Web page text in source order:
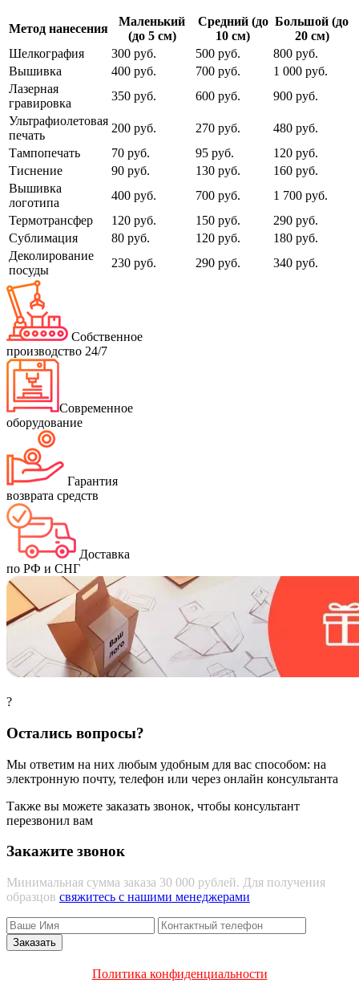
Метод нанесения
Маленький
(до 5 см)
Средний (до
10 см)
Большой (до
20 см)
Шелкография
300 руб. 500 руб.
800 руб.
Вышивка
400 руб. 700 руб.
1 000 руб.
Лазерная
гравировка
350 руб. 600 руб.
900 руб.
Ультрафиолетовая
печать
200 руб. 270 руб.
480 руб.
Тампопечать
70 руб. 95 руб.
120 руб.
Тиснение
90 руб. 130 руб.
160 руб.
Вышивка
логотипа
400 руб. 700 руб.
1 700 руб.
Термотрансфер
120 руб. 150 руб.
290 руб.
Сублимация
80 руб. 120 руб.
180 руб.
Деколирование
посуды
230 руб. 290 руб. 340 руб.
Собственное
производство 24/7
Современное
оборудование
Гарантия
возврата средств
Доставка
по РФ и СНГ
?
Остались вопросы?
Мы ответим на них любым удобным для вас способом: на
электронную почту, телефон или через онлайн консультанта
Также вы можете заказать звонок, чтобы консультант
перезвонил вам
Закажите звонок
Минимальная сумма заказа 30 000 рублей. Для получения
образцов свяжитесь с нашими менеджерами
Политика конфиденциальности